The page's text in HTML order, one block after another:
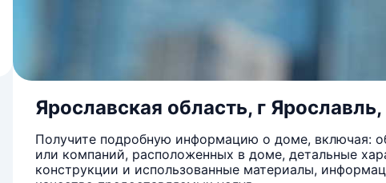
Ярославская область, г
Получите подробную информацию о доме, включая:
или компаний, расположенных в доме, детальные
конструкции и использованные материалы,